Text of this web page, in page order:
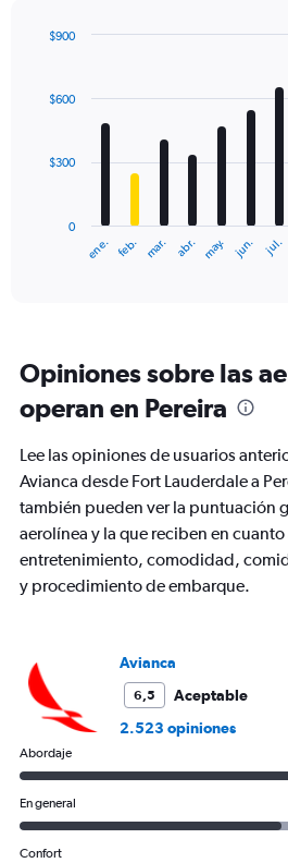
with
12
The
categories.
chart
1
Y
axis
displaying
values.
Range:
0
ene. feb. mar. abr. may. jun. jul.
0
$300
$600
$900
Opiniones sobre las
operan en Pereira
Lee las opiniones de usuarios
Avianca desde Fort Lauderdale a
también pueden ver la puntuación
aerolínea y la que reciben en
entretenimiento, comodidad,
y procedimiento de embarque.
Avianca
6,5
Aceptable
2.523 opiniones
Abordaje
En general
Confort